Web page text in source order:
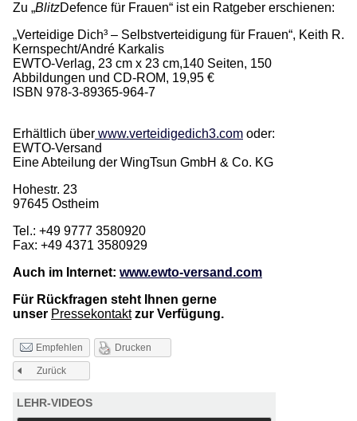
Zu „BlitzDefence für Frauen“ ist ein Ratgeber erschienen:
„Verteidige Dich³ – Selbstverteidigung für Frauen“, Keith R.
Kernspecht/André Karkalis
EWTO-Verlag, 23 cm x 23 cm,140 Seiten, 150
Abbildungen und CD-ROM, 19,95 €
ISBN 978-3-89365-964-7
Erhältlich über www.verteidigedich3.com oder:
EWTO-Versand
Eine Abteilung der WingTsun GmbH & Co. KG
Hohestr. 23
97645 Ostheim
Tel.: +49 9777 3580920
Fax: +49 4371 3580929
Auch im Internet: www.ewto-versand.com
Für Rückfragen steht Ihnen gerne
unser Pressekontakt zur Verfügung.
Empfehlen Drucken
Zurück
LEHR-VIDEOS